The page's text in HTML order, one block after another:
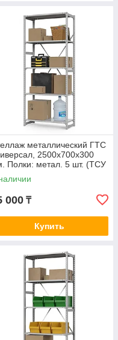
металлический ГТС
2500x700x300
Полки: метал. 5 шт. (ТСУ
000 ₸
Купить